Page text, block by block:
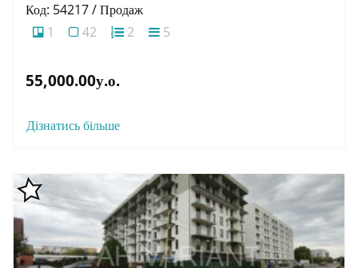
Код: 54217 / Продаж
1
42 2 5
55,000.00у.о.
Дізнатись більше